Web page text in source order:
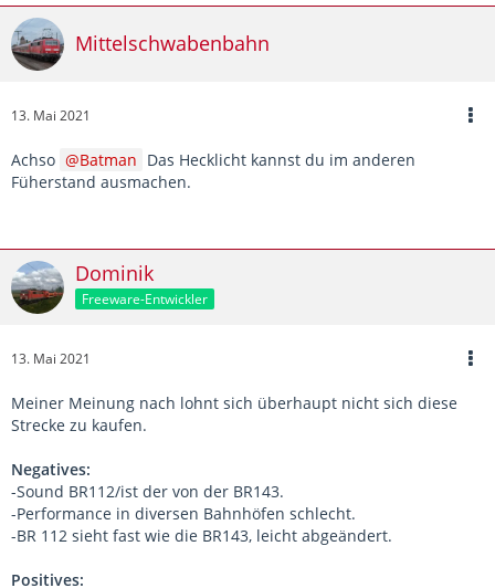
Mittelschwabenbahn
13. Mai 2021
Achso Batman Das Hecklicht kannst du im anderen
Füherstand ausmachen.
Dominik
Freeware-Entwickler
13. Mai 2021
Meiner Meinung nach lohnt sich überhaupt nicht sich diese
Strecke zu kaufen.
Negatives:
-Sound BR112/ist der von der BR143.
-Performance in diversen Bahnhöfen schlecht.
-BR 112 sieht fast wie die BR143, leicht abgeändert.
Positives: